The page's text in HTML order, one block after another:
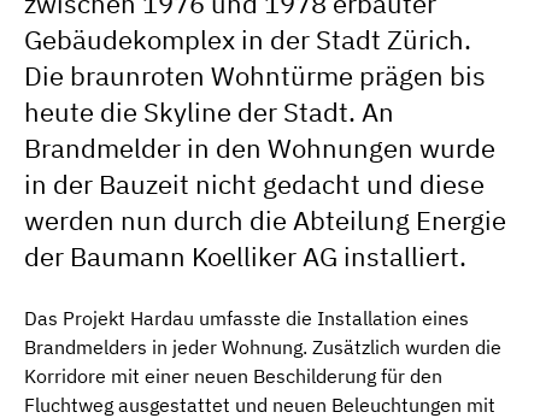
Gebäudekomplex in der Stadt Zürich.
Die braunroten Wohntürme prägen bis
heute die Skyline der Stadt. An
Brandmelder in den Wohnungen wurde
in der Bauzeit nicht gedacht und diese
werden nun durch die Abteilung Energie
der Baumann Koelliker AG installiert.
Das Projekt Hardau umfasste die Installation eines
Brandmelders in jeder Wohnung. Zusätzlich wurden die
Korridore mit einer neuen Beschilderung für den
Fluchtweg ausgestattet und neuen Beleuchtungen mit